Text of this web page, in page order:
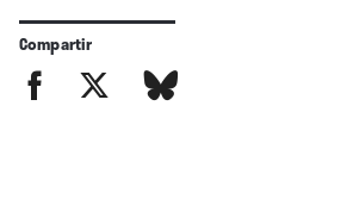
Compartir